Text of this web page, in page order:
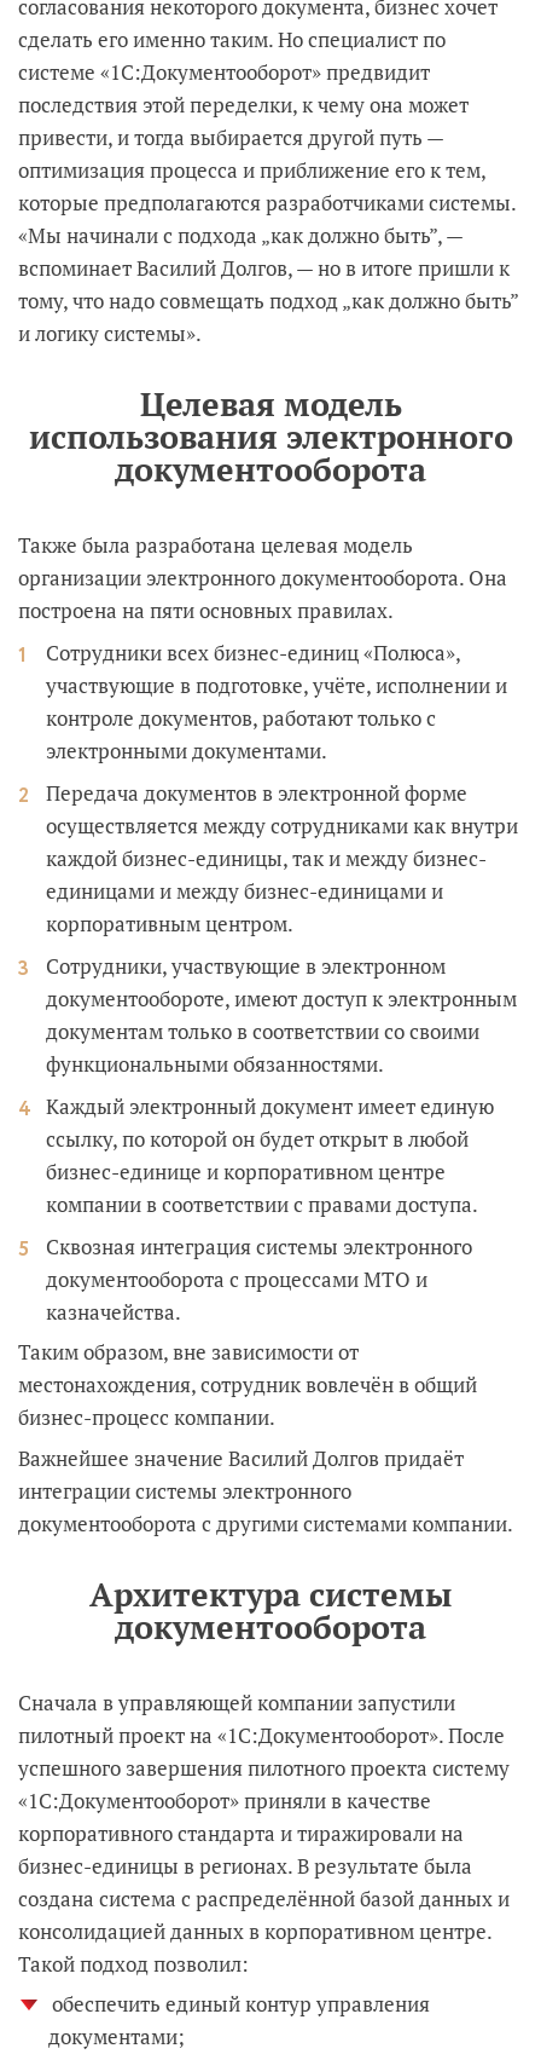
согласования некоторого документа, бизнес хочет
сделать его именно таким. Но специалист по
системе «1С:Документооборот» предвидит
последствия этой переделки, к чему она может
привести, и тогда выбирается другой путь —
оптимизация процесса и приближение его к тем,
которые предполагаются разработчиками системы.
«Мы начинали с подхода „как должно быть”, —
вспоминает Василий Долгов, — но в итоге пришли к
тому, что надо совмещать подход „как должно быть”
и логику системы».
Целевая модель
использования электронного
документооборота
Также была разработана целевая модель
организации электронного документооборота. Она
построена на пяти основных правилах.
Сотрудники всех бизнес-единиц «Полюса»,
участвующие в подготовке, учёте, исполнении и
контроле документов, работают только с
электронными документами.
Передача документов в электронной форме
осуществляется между сотрудниками как внутри
каждой бизнес-единицы, так и между бизнес-
единицами и между бизнес-единицами и
корпоративным центром.
Сотрудники, участвующие в электронном
документообороте, имеют доступ к электронным
документам только в соответствии со своими
функциональными обязанностями.
Каждый электронный документ имеет единую
ссылку, по которой он будет открыт в любой
бизнес-единице и корпоративном центре
компании в соответствии с правами доступа.
Сквозная интеграция системы электронного
документооборота с процессами МТО и
казначейства.
Таким образом, вне зависимости от
местонахождения, сотрудник вовлечён в общий
бизнес-процесс компании.
Важнейшее значение Василий Долгов придаёт
интеграции системы электронного
документооборота с другими системами компании.
Архитектура системы
документооборота
Сначала в управляющей компании запустили
пилотный проект на «1С:Документооборот». После
успешного завершения пилотного проекта систему
«1С:Документооборот» приняли в качестве
корпоративного стандарта и тиражировали на
бизнес-единицы в регионах. В результате была
создана система с распределённой базой данных и
консолидацией данных в корпоративном центре.
Такой подход позволил:
обеспечить единый контур управления
документами;